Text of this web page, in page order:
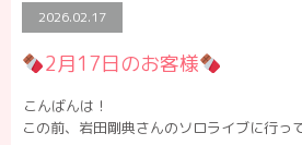
2026.02.17
2月17日のお客様
こんばんは！
この前、岩田剛典さんのソロライブに行っ